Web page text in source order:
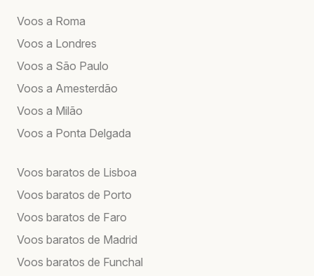
Voos a Roma
Voos a Londres
Voos a São Paulo
Voos a Amesterdão
Voos a Milão
Voos a Ponta Delgada
Voos baratos de Lisboa
Voos baratos de Porto
Voos baratos de Faro
Voos baratos de Madrid
Voos baratos de Funchal